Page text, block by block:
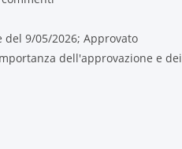
9/05/2026; Approvato
dell'approvazione e dei